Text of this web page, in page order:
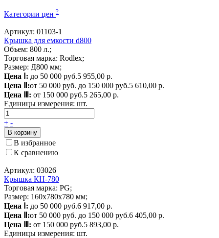
Категории цен ?
Артикул: 01103-1
Крышка для емкости d800
Объем: 800 л.;
Торговая марка: Rodlex;
Размер: Д800 мм;
Цена Ⅰ: до 50 000 руб.5 955,00 р.
Цена Ⅱ:от 50 000 руб. до 150 000 руб.5 610,00 р.
Цена Ⅲ: от 150 000 руб.5 265,00 р.
Единицы измерения: шт.
+ -
В корзину
В избранное
К сравнению
Артикул: 03026
Крышка КН-780
Торговая марка: PG;
Размер: 160х780х780 мм;
Цена Ⅰ: до 50 000 руб.6 917,00 р.
Цена Ⅱ:от 50 000 руб. до 150 000 руб.6 405,00 р.
Цена Ⅲ: от 150 000 руб.5 893,00 р.
Единицы измерения: шт.